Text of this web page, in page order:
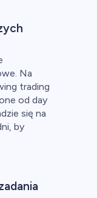
Na
trading
od day
się na
by